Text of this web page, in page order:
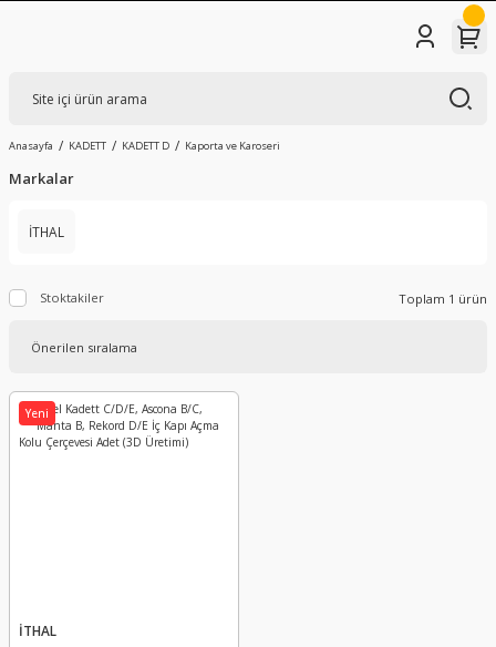
Anasayfa KADETT KADETT D Kaporta ve Karoseri
Markalar
İTHAL
Stoktakiler Toplam 1 ürün
Yeni
İTHAL